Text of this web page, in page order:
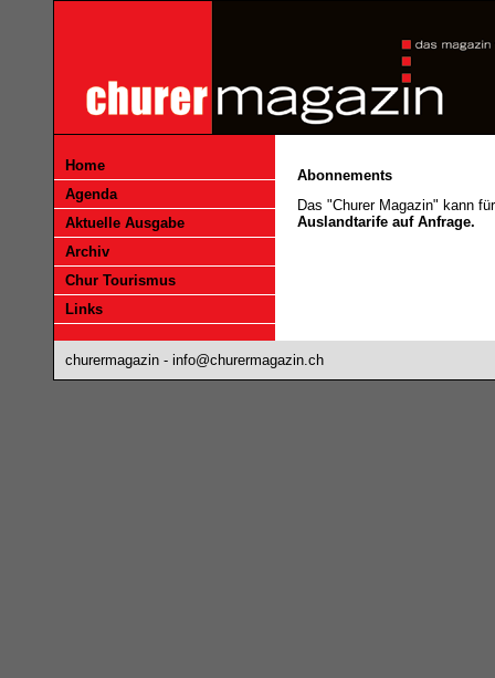
Home
Agenda
Aktuelle Ausgabe
Archiv
Chur Tourismus
Links
Abonnements
Das "Churer Magazin" kann
Auslandtarife auf Anfrage.
churermagazin - info@churermagazin.ch